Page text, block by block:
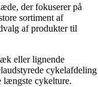
der fokuserer på
sortiment af
af produkter til
eller lignende
cykelafdeling
længste cykelture.